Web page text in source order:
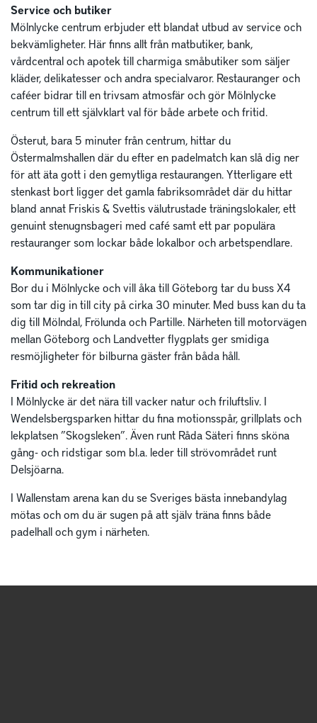
Service och butiker
Mölnlycke centrum erbjuder ett blandat utbud av service och
bekvämligheter. Här finns allt från matbutiker, bank,
vårdcentral och apotek till charmiga småbutiker som säljer
kläder, delikatesser och andra specialvaror. Restauranger och
caféer bidrar till en trivsam atmosfär och gör Mölnlycke
centrum till ett självklart val för både arbete och fritid.
Österut, bara 5 minuter från centrum, hittar du
Östermalmshallen där du efter en padelmatch kan slå dig ner
för att äta gott i den gemytliga restaurangen. Ytterligare ett
stenkast bort ligger det gamla fabriksområdet där du hittar
bland annat Friskis & Svettis välutrustade träningslokaler, ett
genuint stenugnsbageri med café samt ett par populära
restauranger som lockar både lokalbor och arbetspendlare.
Kommunikationer
Bor du i Mölnlycke och vill åka till Göteborg tar du buss X4
som tar dig in till city på cirka 30 minuter. Med buss kan du ta
dig till Mölndal, Frölunda och Partille. Närheten till motorvägen
mellan Göteborg och Landvetter flygplats ger smidiga
resmöjligheter för bilburna gäster från båda håll.
Fritid och rekreation
I Mölnlycke är det nära till vacker natur och friluftsliv. I
Wendelsbergsparken hittar du fina motionsspår, grillplats och
lekplatsen ”Skogsleken”. Även runt Råda Säteri finns sköna
gång- och ridstigar som bl.a. leder till strövområdet runt
Delsjöarna.
I Wallenstam arena kan du se Sveriges bästa innebandylag
mötas och om du är sugen på att själv träna finns både
padelhall och gym i närheten.